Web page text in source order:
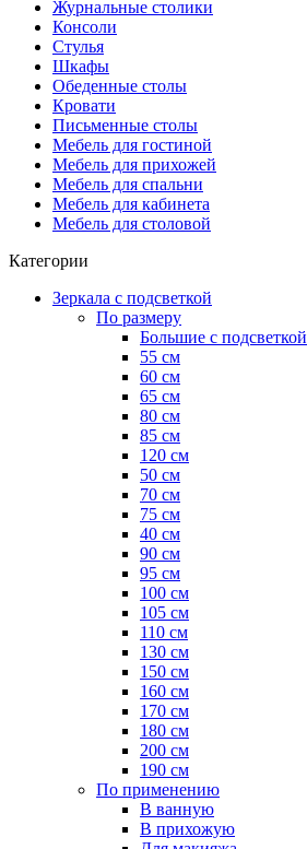
Журнальные столики
Консоли
Стулья
Шкафы
Обеденные столы
Кровати
Письменные столы
Мебель для гостиной
Мебель для прихожей
Мебель для спальни
Мебель для кабинета
Мебель для столовой
Категории
Зеркала с подсветкой
По размеру
Большие с подсветкой
55 см
60 см
65 см
80 см
85 см
120 см
50 см
70 см
75 см
40 см
90 см
95 см
100 см
105 см
110 см
130 см
150 см
160 см
170 см
180 см
200 см
190 см
По применению
В ванную
В прихожую